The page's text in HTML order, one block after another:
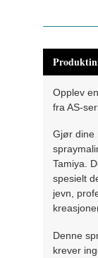
Opplev
fra AS-
Gjør dine
Tamiya.
spesielt
jevn,
Denne
krever